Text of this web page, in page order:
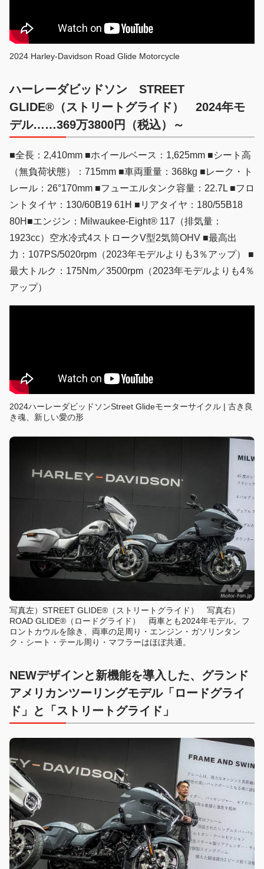
2024 Harley-Davidson Road Glide Motorcycle
ハーレーダビッドソン STREET
GLIDE®（ストリートグライド） 2024年モ
デル……369万3800円（税込）～
■全長：2,410mm ■ホイールベース：1,625mm ■シート高
（無負荷状態）：715mm ■車両重量：368kg ■レーク・ト
レール：26°170mm ■フューエルタンク容量：22.7L ■フロ
ントタイヤ：130/60B19 61H ■リアタイヤ：180/55B18
80H■エンジン：Milwaukee-Eight® 117（排気量：
1923cc）空水冷式4ストロークV型2気筒OHV ■最高出
力：107PS/5020rpm（2023年モデルよりも3％アップ） ■
最大トルク：175Nm／3500rpm（2023年モデルよりも4％
アップ）
2024ハーレーダビッドソンStreet Glideモーターサイクル | 古き良
き魂、新しい愛の形
写真左）STREET GLIDE®（ストリートグライド） 写真右）
ROAD GLIDE®（ロードグライド） 両車とも2024年モデル。フ
ロントカウルを除き、両車の足周り・エンジン・ガソリンタン
ク・シート・テール周り・マフラーはほぼ共通。
NEWデザインと新機能を導入した、グランド
アメリカンツーリングモデル「ロードグライ
ド」と「ストリートグライド」